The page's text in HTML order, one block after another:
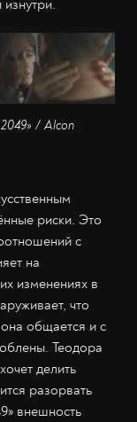
/ Alcon
риски. Это
с
на
изменениях в
что
общается и с
Теодора
делить
разорвать
внешность